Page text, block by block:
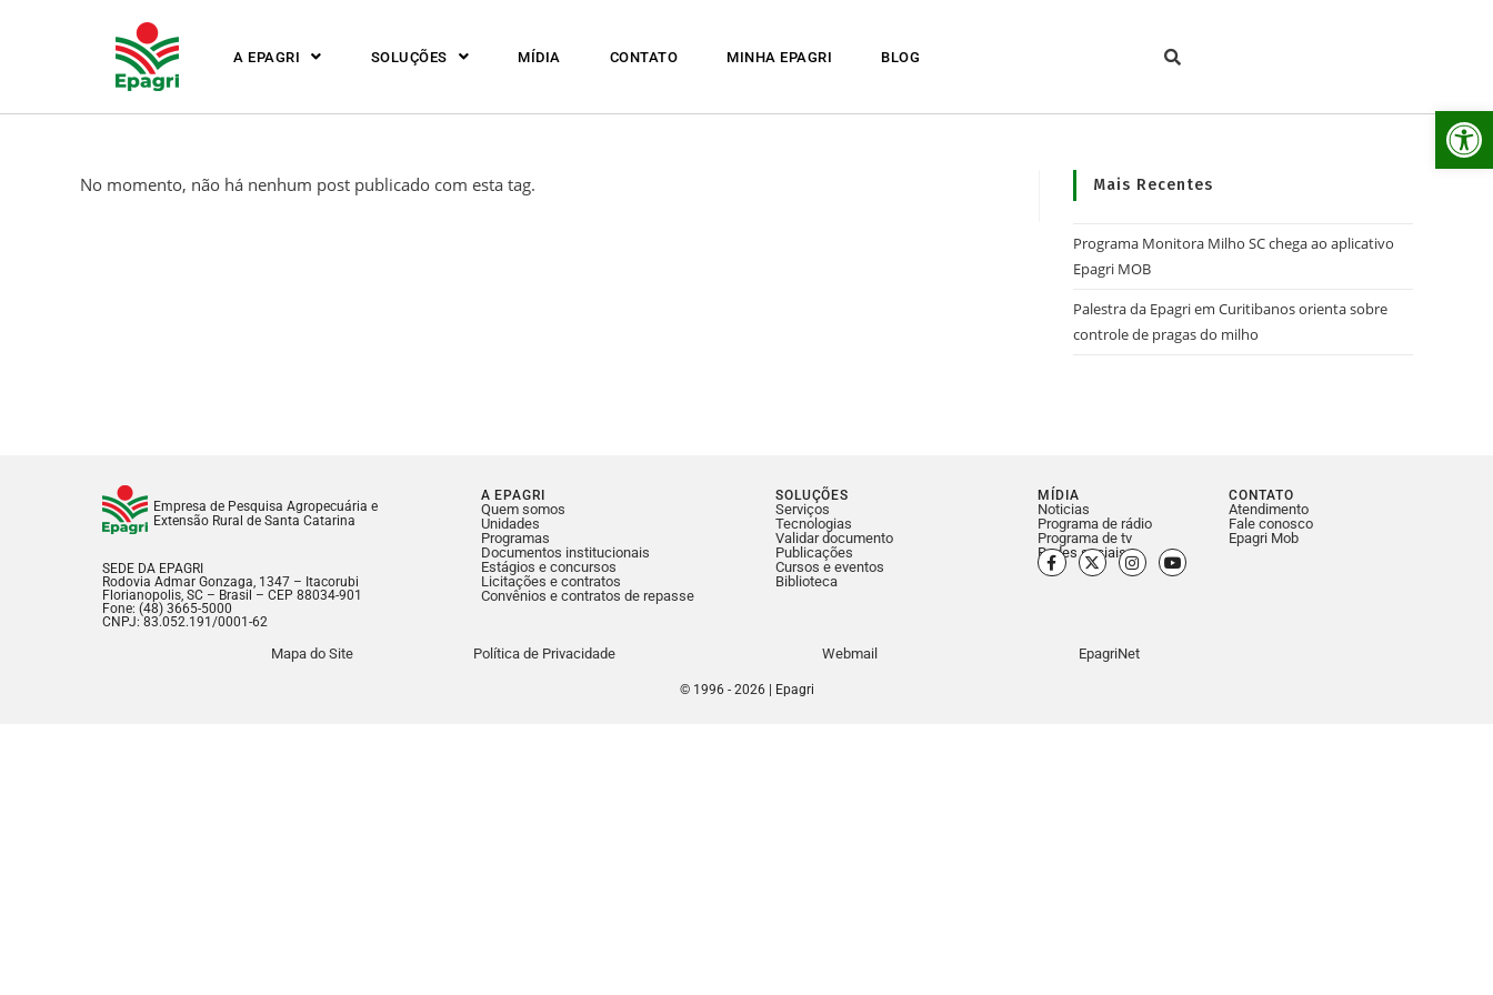
A EPAGRI SOLUÇÕES MÍDIA CONTATO MINHA EPAGRI BLOG
No momento, não há nenhum post publicado com esta tag. Mais Recentes
Programa Monitora Milho SC chega ao aplicativo
Epagri MOB
Palestra da Epagri em Curitibanos orienta sobre
controle de pragas do milho
Empresa de Pesquisa Agropecuária e
Extensão Rural de Santa Catarina
SEDE DA EPAGRI
Rodovia Admar Gonzaga, 1347 – Itacorubi
Florianopolis, SC – Brasil – CEP 88034-901
Fone: (48) 3665-5000
CNPJ: 83.052.191/0001-62
A EPAGRI
Quem somos
Unidades
Programas
Documentos institucionais
Estágios e concursos
Licitações e contratos
Convênios e contratos de repasse
SOLUÇÕES
Serviços
Tecnologias
Validar documento
Publicações
Cursos e eventos
Biblioteca
MÍDIA
Noticias
Programa de rádio
Programa de tv
Redes sociais
CONTATO
Atendimento
Fale conosco
Epagri Mob
Mapa do Site Política de Privacidade Webmail EpagriNet
© 1996 - 2026 | Epagri